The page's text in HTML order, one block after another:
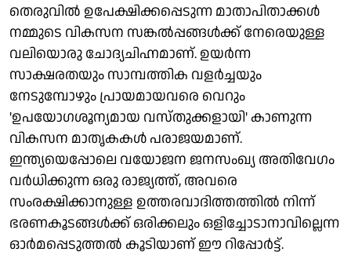
തെരുവില്‍ ഉപേക്ഷിക്കപ്പെടുന്ന മാതാപിതാക്കള്‍
നമ്മുടെ വികസന സങ്കല്‍പ്പങ്ങള്‍ക്ക് നേരെയുള്ള
വലിയൊരു ചോദ്യചിഹ്നമാണ്. ഉയര്‍ന്ന
സാക്ഷരതയും സാമ്പത്തിക വളര്‍ച്ചയും
നേടുമ്പോഴും പ്രായമായവരെ വെറും
'ഉപയോഗശൂന്യമായ വസ്തുക്കളായി' കാണുന്ന
വികസന മാതൃകകള്‍ പരാജയമാണ്.
ഇന്ത്യയെപ്പോലെ വയോജന ജനസംഖ്യ അതിവേഗം
വര്‍ധിക്കുന്ന ഒരു രാജ്യത്ത്, അവരെ
സംരക്ഷിക്കാനുള്ള ഉത്തരവാദിത്തത്തില്‍ നിന്ന്
ഭരണകൂടങ്ങള്‍ക്ക് ഒരിക്കലും ഒളിച്ചോടാനാവില്ലെന്ന
ഓര്‍മപ്പെടുത്തല്‍ കൂടിയാണ് ഈ റിപ്പോര്‍ട്ട്.